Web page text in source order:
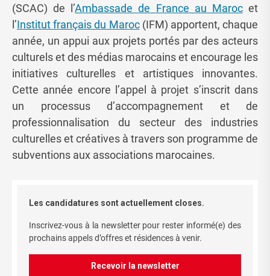
(SCAC) de l’Ambassade de France au Marocet
l’Institut français du Maroc(IFM) apportent, chaque
année, un appui aux projets portés par des acteurs
culturels et des médias marocains et encourage les
initiatives culturelles et artistiques innovantes.
Cette année encore l’appel à projet s’inscrit dans
un processus d’accompagnement et de
professionnalisation du secteur des industries
culturelles et créatives à travers son programme de
subventions aux associations marocaines.
Les candidatures sont actuellement closes.
Inscrivez-vous à la newsletter pour rester informé(e) des
prochains appels d’offres et résidences à venir.
Recevoir la newsletter